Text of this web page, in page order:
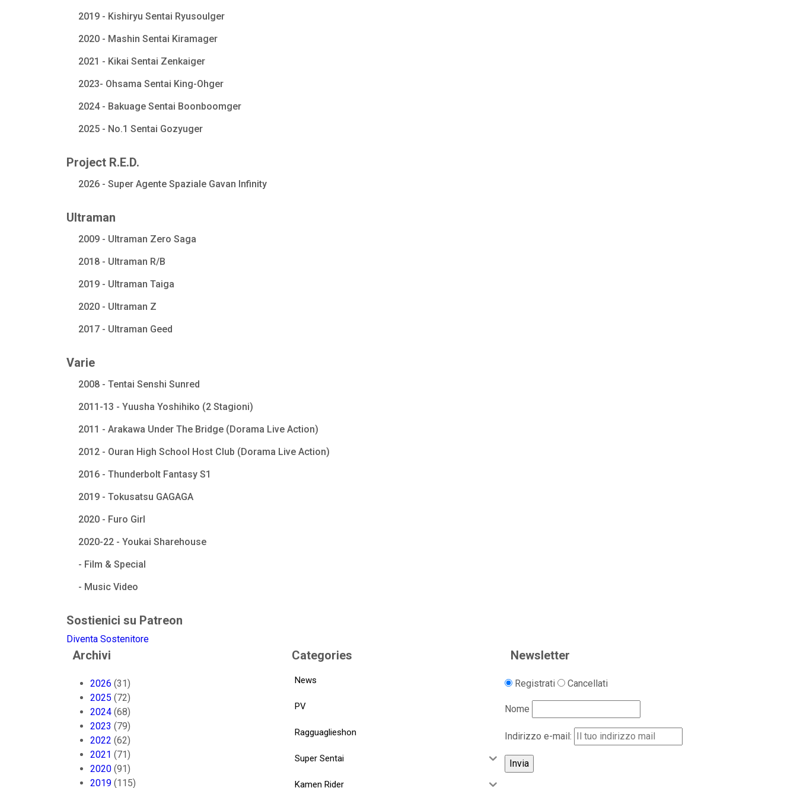
2019 - Kishiryu Sentai Ryusoulger
2020 - Mashin Sentai Kiramager
2021 - Kikai Sentai Zenkaiger
2023- Ohsama Sentai King-Ohger
2024 - Bakuage Sentai Boonboomger
2025 - No.1 Sentai Gozyuger
Project R.E.D.
2026 - Super Agente Spaziale Gavan Infinity
Ultraman
2009 - Ultraman Zero Saga
2018 - Ultraman R/B
2019 - Ultraman Taiga
2020 - Ultraman Z
2017 - Ultraman Geed
Varie
2008 - Tentai Senshi Sunred
2011-13 - Yuusha Yoshihiko (2 Stagioni)
2011 - Arakawa Under The Bridge (Dorama Live Action)
2012 - Ouran High School Host Club (Dorama Live Action)
2016 - Thunderbolt Fantasy S1
2019 - Tokusatsu GAGAGA
2020 - Furo Girl
2020-22 - Youkai Sharehouse
- Film & Special
- Music Video
Sostienici su Patreon
Diventa Sostenitore
Archivi
2026 (31)
2025 (72)
2024 (68)
2023 (79)
2022 (62)
2021 (71)
2020 (91)
2019 (115)
Categories
News
PV
Ragguaglieshon
Super Sentai
Kamen Rider
Newsletter
Registrati Cancellati
Nome
Indirizzo e-mail: